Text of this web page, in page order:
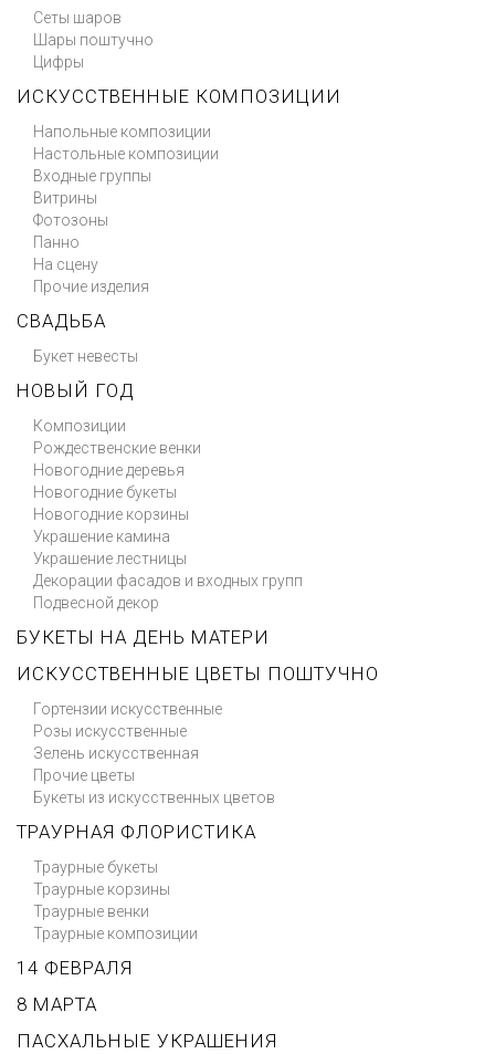
Сеты шаров
Шары поштучно
Цифры
ИСКУССТВЕННЫЕ КОМПОЗИЦИИ
Напольные композиции
Настольные композиции
Входные группы
Витрины
Фотозоны
Панно
На сцену
Прочие изделия
СВАДЬБА
Букет невесты
НОВЫЙ ГОД
Композиции
Рождественские венки
Новогодние деревья
Новогодние букеты
Новогодние корзины
Украшение камина
Украшение лестницы
Декорации фасадов и входных групп
Подвесной декор
БУКЕТЫ НА ДЕНЬ МАТЕРИ
ИСКУССТВЕННЫЕ ЦВЕТЫ ПОШТУЧНО
Гортензии искусственные
Розы искусственные
Зелень искусственная
Прочие цветы
Букеты из искусственных цветов
ТРАУРНАЯ ФЛОРИСТИКА
Траурные букеты
Траурные корзины
Траурные венки
Траурные композиции
14 ФЕВРАЛЯ
8 МАРТА
ПАСХАЛЬНЫЕ УКРАШЕНИЯ